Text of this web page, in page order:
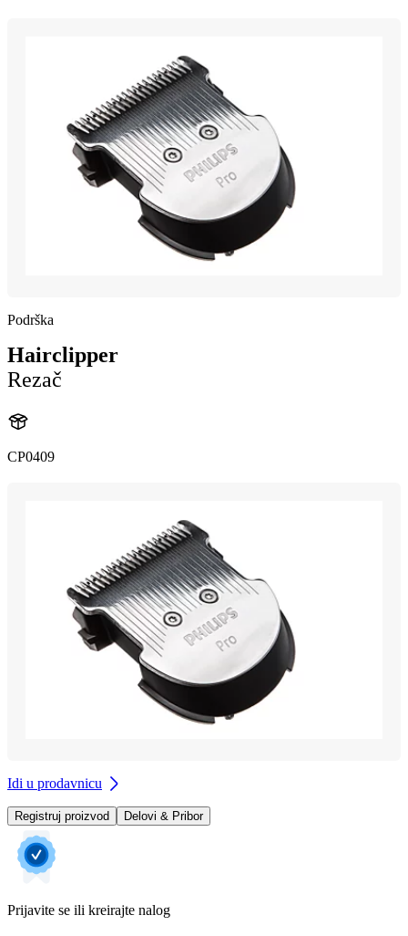
Podrška
Hairclipper
Rezač
CP0409
Idi u prodavnicu
Registruj proizvod Delovi & Pribor
Prijavite se ili kreirajte nalog